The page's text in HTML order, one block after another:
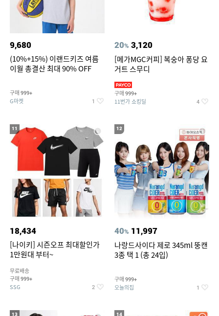
9,680
(10%+15%) 이랜드키즈 여름
이월 총결산 최대 90% OFF
구매 999+
G마켓 1
20% 3,120
[메가MGC커피] 복숭아 퐁당 요
거트 스무디
구매 999+
11번가 쇼킹딜 4
11
18,434
[나이키] 시즌오프 최대할인가
1만원대 부터~
무료배송
구매 999+
SSG 2
12
40% 11,997
나랑드사이다 제로 345ml 뚱캔
3종 택 1 (총 24입)
구매 999+
오늘의집 1
13 14